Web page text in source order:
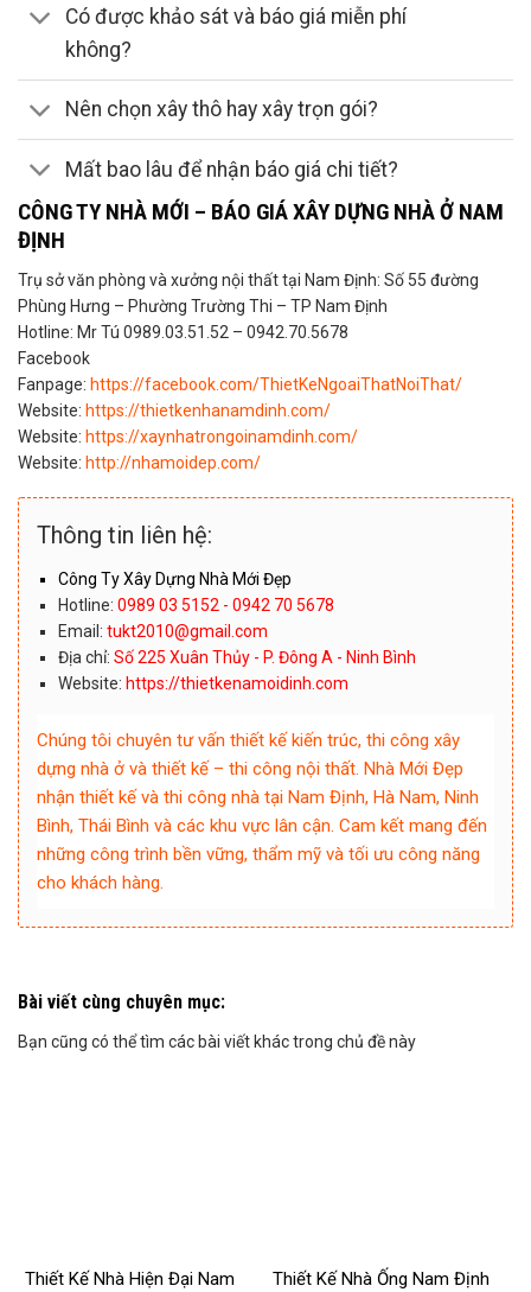
Có được khảo sát và báo giá miễn phí
không?
Nên chọn xây thô hay xây trọn gói?
Mất bao lâu để nhận báo giá chi tiết?
CÔNG TY NHÀ MỚI – BÁO GIÁ XÂY DỰNG NHÀ Ở NAM
ĐỊNH
Trụ sở văn phòng và xưởng nội thất tại Nam Định: Số 55 đường
Phùng Hưng – Phường Trường Thi – TP Nam Định
Hotline: Mr Tú 0989.03.51.52 – 0942.70.5678
Facebook
Fanpage: https://facebook.com/ThietKeNgoaiThatNoiThat/
Website: https://thietkenhanamdinh.com/
Website: https://xaynhatrongoinamdinh.com/
Website: http://nhamoidep.com/
Thông tin liên hệ:
Công Ty Xây Dựng Nhà Mới Đẹp
Hotline: 0989 03 5152 - 0942 70 5678
Email: tukt2010@gmail.com
Địa chỉ: Số 225 Xuân Thủy - P. Đông A - Ninh Bình
Website: https://thietkenamoidinh.com
Chúng tôi chuyên tư vấn thiết kế kiến trúc, thi công xây
dựng nhà ở và thiết kế – thi công nội thất. Nhà Mới Đẹp
nhận thiết kế và thi công nhà tại Nam Định, Hà Nam, Ninh
Bình, Thái Bình và các khu vực lân cận. Cam kết mang đến
những công trình bền vững, thẩm mỹ và tối ưu công năng
cho khách hàng.
Bài viết cùng chuyên mục:
Bạn cũng có thể tìm các bài viết khác trong chủ đề này
Thiết Kế Nhà Hiện Đại Nam
Thiết Kế Nhà Ống Nam Định